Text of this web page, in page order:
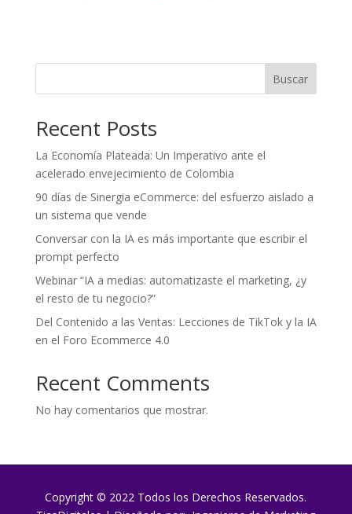
Buscar
Recent Posts
La Economía Plateada: Un Imperativo ante el
acelerado envejecimiento de Colombia
90 días de Sinergia eCommerce: del esfuerzo aislado a
un sistema que vende
Conversar con la IA es más importante que escribir el
prompt perfecto
Webinar “IA a medias: automatizaste el marketing, ¿y
el resto de tu negocio?”
Del Contenido a las Ventas: Lecciones de TikTok y la IA
en el Foro Ecommerce 4.0
Recent Comments
No hay comentarios que mostrar.
Copyright © 2022 Todos los Derechos Reservados.